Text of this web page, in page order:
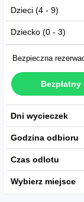
Dzieci (4 - 9)
Dziecko (0 - 3)
Bezpieczna
Dni wycieczek
Godzina odbioru
Czas odlotu
Wybierz miejsce